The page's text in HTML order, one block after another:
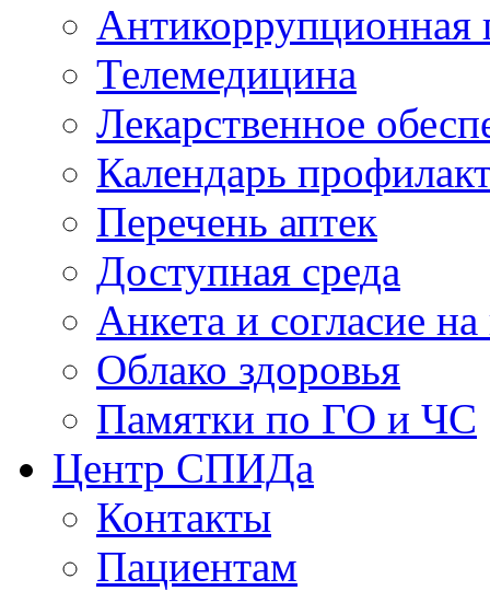
Антикоррупционная
Телемедицина
Лекарственное
Календарь
Перечень аптек
Доступная среда
Анкета и согласие
Облако здоровья
Памятки по ГО и ЧС
Центр СПИДа
Контакты
Пациентам